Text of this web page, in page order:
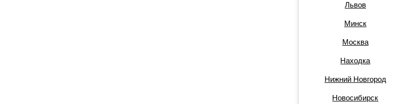
Львов
Минск
Москва
Находка
Нижний Новгород
Новосибирск